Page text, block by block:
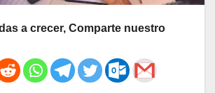
a crecer, Comparte nuestro